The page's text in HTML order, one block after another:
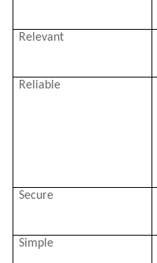
Relevant
Reliable
Secure
Simple